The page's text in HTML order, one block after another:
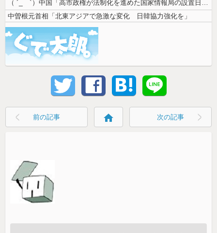
（ ´_ゝ`）中国「高市政権が法制化を進めた国家情報局の設置日が7月3...
中曽根元首相「北東アジアで急激な変化 日韓協力強化を」
前の記事 home 次の記事